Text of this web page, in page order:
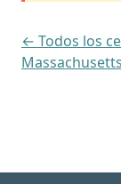
← Todos los
Massachusetts